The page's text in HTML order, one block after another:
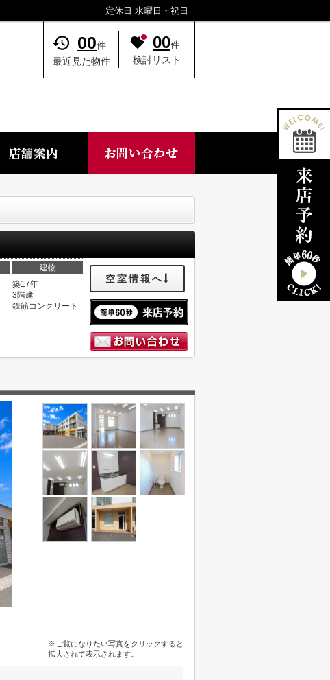
定休日 水曜日・祝日
00件
最近見た物件
00件
検討リスト
建物
築17年
3階建
鉄筋コンクリート
空室情報へ
※ご覧になりたい写真をクリックすると
拡大されて表示されます。